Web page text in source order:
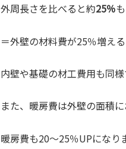
外周長さを比べると約25％
＝外壁の材料費が25％増え
内壁や基礎の材工費用も同様
また、暖房費は外壁の面積
暖房費も20～25％UPになり